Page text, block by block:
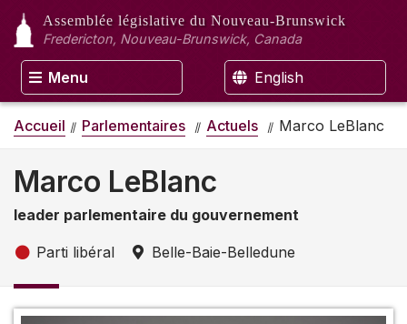
Assemblée législative du Nouveau-Brunswick
Fredericton, Nouveau-Brunswick, Canada
Menu English
Accueil Parlementaires Actuels Marco LeBlanc
Marco LeBlanc
leader parlementaire du gouvernement
Parti libéral Belle-Baie-Belledune